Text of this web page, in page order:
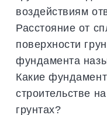
воздействиям
Расстояние от
поверхности
фундамента
Какие
строительстве
грунтах?